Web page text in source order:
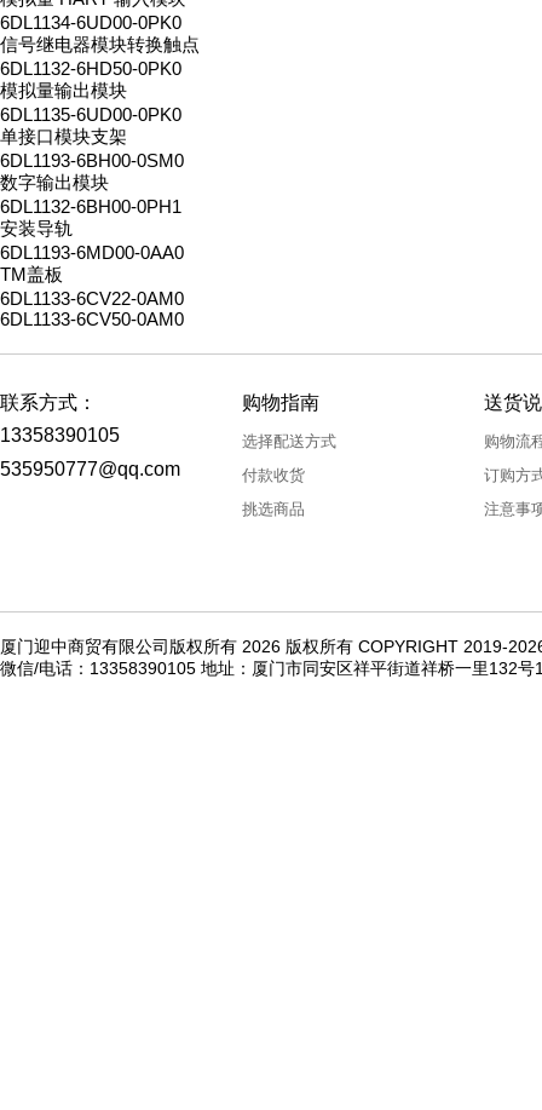
6DL1134-6UD00-0PK0
信号继电器模块转换触点
6DL1132-6HD50-0PK0
模拟量输出模块
6DL1135-6UD00-0PK0
单接口模块支架
6DL1193-6BH00-0SM0
数字输出模块
6DL1132-6BH00-0PH1
安装导轨
6DL1193-6MD00-0AA0
TM盖板
6DL1133-6CV22-0AM0
6DL1133-6CV50-0AM0
联系方式：
13358390105
535950777@qq.com
购物指南
选择配送方式
付款收货
挑选商品
送货
购物流
订购方
注意事
厦门迎中商贸有限公司版权所有 2026 版权所有 COPYRIGHT 2019-
微信/电话：13358390105 地址：厦门市同安区祥平街道祥桥一里132号